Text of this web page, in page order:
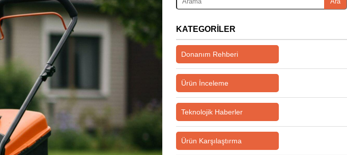
KATEGORILER
Donanım Rehberi
Ürün İnceleme
Teknolojik Haberler
Ürün Karşılaştırma